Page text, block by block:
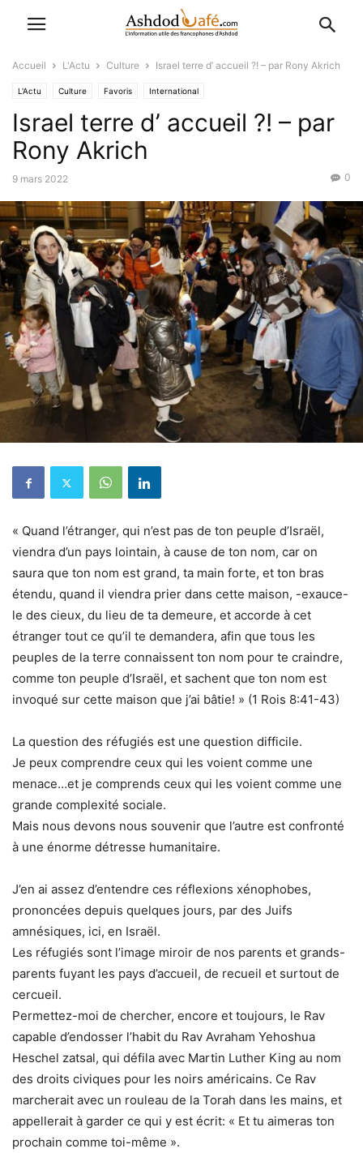
Accueil L'Actu Culture Israel terre d’ accueil ?! – par Rony Akrich
L'Actu Culture Favoris International
Israel terre d’ accueil ?! – par
Rony Akrich
9 mars 2022 0
« Quand l’étranger, qui n’est pas de ton peuple d’Israël,
viendra d’un pays lointain, à cause de ton nom, car on
saura que ton nom est grand, ta main forte, et ton bras
étendu, quand il viendra prier dans cette maison, -exauce-
le des cieux, du lieu de ta demeure, et accorde à cet
étranger tout ce qu’il te demandera, afin que tous les
peuples de la terre connaissent ton nom pour te craindre,
comme ton peuple d’Israël, et sachent que ton nom est
invoqué sur cette maison que j’ai bâtie! » (1 Rois 8:41-43)
La question des réfugiés est une question difficile.
Je peux comprendre ceux qui les voient comme une
menace…et je comprends ceux qui les voient comme une
grande complexité sociale.
Mais nous devons nous souvenir que l’autre est confronté
à une énorme détresse humanitaire.
J’en ai assez d’entendre ces réflexions xénophobes,
prononcées depuis quelques jours, par des Juifs
amnésiques, ici, en Israël.
Les réfugiés sont l’image miroir de nos parents et grands-
parents fuyant les pays d’accueil, de recueil et surtout de
cercueil.
Permettez-moi de chercher, encore et toujours, le Rav
capable d’endosser l’habit du Rav Avraham Yehoshua
Heschel zatsal, qui défila avec Martin Luther King au nom
des droits civiques pour les noirs américains. Ce Rav
marcherait avec un rouleau de la Torah dans les mains, et
appellerait à garder ce qui y est écrit: « Et tu aimeras ton
prochain comme toi-même ».